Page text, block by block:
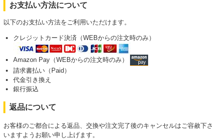
お支払い方法について
以下のお支払い方法をご利用いただけます。
クレジットカード決済（WEBからの注文時のみ）
Amazon Pay（WEBからの注文時のみ）
請求書払い（Paid）
代金引き換え
銀行振込
返品について
お客様のご都合による返品、交換や注文完了後のキャンセルはご容赦下さ
いますようお願い申し上げます。